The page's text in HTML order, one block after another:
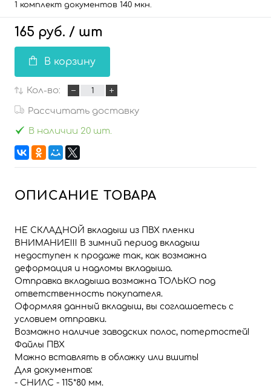
1 комплект документов 140 мкн.
165 руб. / шт
В корзину
Кол-во:
Рассчитать доставку
В наличии 20 шт.
ОПИСАНИЕ ТОВАРА
НЕ СКЛАДНОЙ вкладыш из ПВХ пленки
ВНИМАНИЕ!!! В зимний период вкладыш
недоступен к продаже так, как возможна
деформация и надломы вкладыша.
Отправка вкладыша возможна ТОЛЬКО под
ответственность покупателя.
Оформляя данный вкладыш, вы соглашаетесь с
условием отправки.
Возможно наличие заводских полос, потертостей!
Файлы ПВХ
Можно вставлять в обложку или вшить!
Для документов:
- СНИЛС - 115*80 мм.